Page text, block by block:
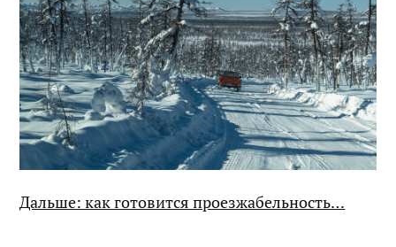
Дальше: как готовится проезжабельность…